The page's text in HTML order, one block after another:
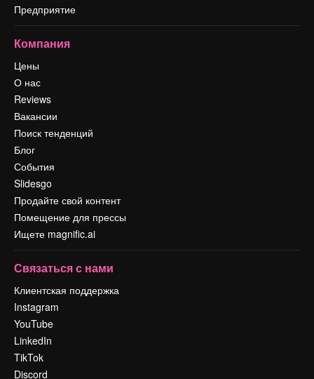
Предприятие
Компания
Цены
О нас
Reviews
Вакансии
Поиск тенденций
Блог
События
Slidesgo
Продайте свой контент
Помещение для прессы
Ищете magnific.ai
Связаться с нами
Клиентская поддержка
Instagram
YouTube
LinkedIn
TikTok
Discord